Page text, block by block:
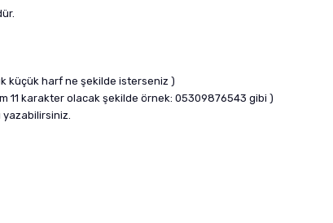
küçük harf ne şekilde isterseniz )
11 karakter olacak şekilde örnek: 05309876543 gibi )
yazabilirsiniz.